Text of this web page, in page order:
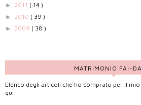
► 2011 ( 14 )
► 2010 ( 39 )
► 2009 ( 38 )
MATRIMONIO FAI-
Elenco degli articoli che ho comprato per il
qui: